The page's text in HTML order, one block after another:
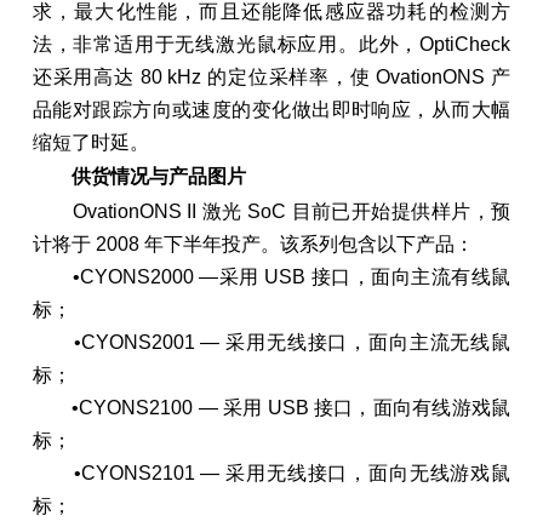
求，最大化性能，而且还能降低感应器功耗的检测方
法，非常适用于无线激光鼠标应用。此外，OptiCheck
还采用高达 80 kHz 的定位采样率，使 OvationONS 产
品能对跟踪方向或速度的变化做出即时响应，从而大幅
缩短了时延。
供货情况与产品图片
OvationONS II 激光 SoC 目前已开始提供样片，预
计将于 2008 年下半年投产。该系列包含以下产品：
•CYONS2000 —采用 USB 接口，面向主流有线鼠
标；
•CYONS2001 — 采用无线接口，面向主流无线鼠
标；
•CYONS2100 — 采用 USB 接口，面向有线游戏鼠
标；
•CYONS2101 — 采用无线接口，面向无线游戏鼠
标；